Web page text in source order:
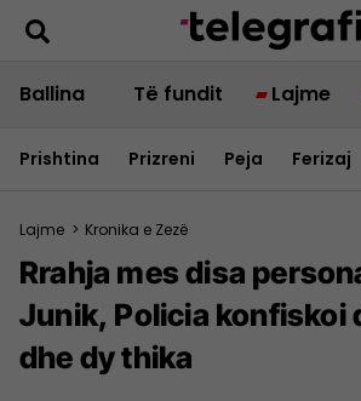
Ballina Të fundit Lajme
Prishtina Prizreni Peja Ferizaj
Lajme > Kronika e Zezë
Rrahja mes disa
Junik, Policia konfiskoi
dhe dy thika